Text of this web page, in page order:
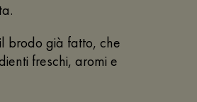
brodo già fatto, che
freschi, aromi e